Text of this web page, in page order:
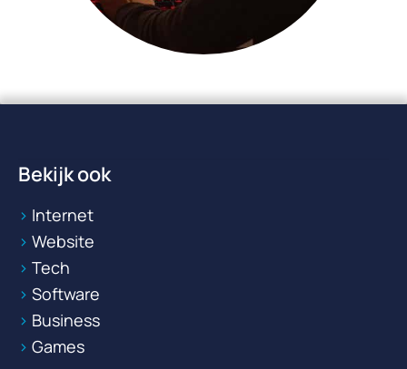
Bekijk ook
Internet
Website
Tech
Software
Business
Games